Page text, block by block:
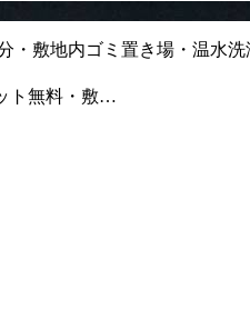
敷地内ゴミ置き場・温水
ト無料・敷…